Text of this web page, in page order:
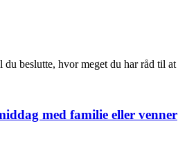
beslutte, hvor meget du har råd til at
med familie eller venner